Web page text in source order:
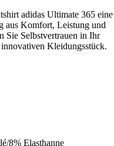
adidas Ultimate 365 eine
aus Komfort, Leistung und
Sie Selbstvertrauen in Ihr
Kleidungsstück.
8% Elasthanne